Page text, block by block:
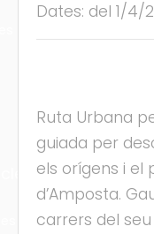
Dates: del 1/4/
Ruta Urbana
guiada per
els orígens i el
d’Amposta.
carrers del